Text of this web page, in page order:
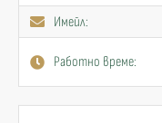
Имейл:
Работно време: